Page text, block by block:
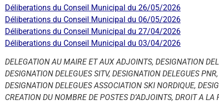
Déliberations du Conseil Municipal du 26/05/2026
Déliberations du Conseil Municipal du 06/05/2026
Déliberations du Conseil Municipal du 27/04/2026
Déliberations du Conseil Municipal du 03/04/2026
DELEGATION AU MAIRE ET AUX ADJOINTS, DESIGNATION
DESIGNATION DELEGUES SITV, DESIGNATION DELEGUES
DESIGNATION DELEGUES ASSOCIATION SKI NORDIQUE,
CREATION DU NOMBRE DE POSTES D’ADJOINTS, DROIT A LA